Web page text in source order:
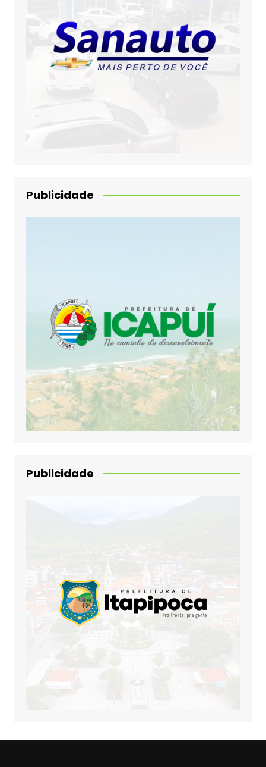
Publicidade
Publicidade